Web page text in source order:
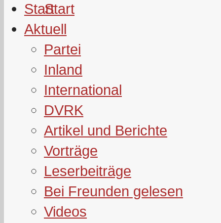
Start
Aktuell
Partei
Inland
International
DVRK
Artikel und Berichte
Vorträge
Leserbeiträge
Bei Freunden gelesen
Videos